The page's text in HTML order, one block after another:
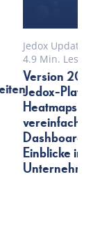
der
–
und
für
ins gesamte